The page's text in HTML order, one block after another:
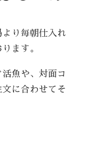
り毎朝仕入れ
ます。
魚や、対面コ
に合わせてそ